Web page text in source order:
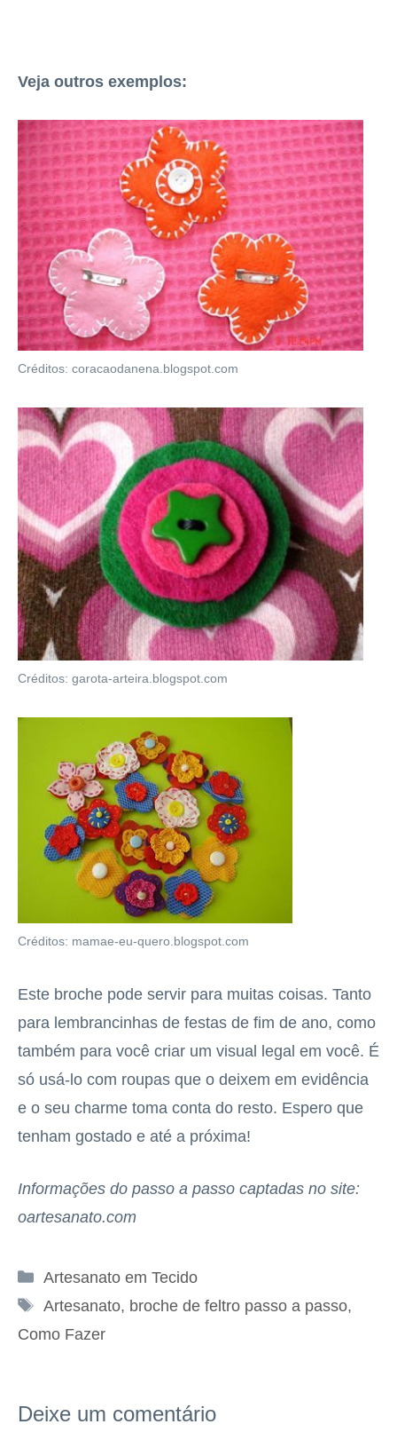
Veja outros exemplos:
Créditos: coracaodanena.blogspot.com
Créditos: garota-arteira.blogspot.com
Créditos: mamae-eu-quero.blogspot.com
Este broche pode servir para muitas coisas. Tanto
para lembrancinhas de festas de fim de ano, como
também para você criar um visual legal em você. É
só usá-lo com roupas que o deixem em evidência
e o seu charme toma conta do resto. Espero que
tenham gostado e até a próxima!
Informações do passo a passo captadas no site:
oartesanato.com
Categorias
Artesanato em Tecido
Tags
Artesanato, broche de feltro passo a passo,
Como Fazer
Deixe um comentário